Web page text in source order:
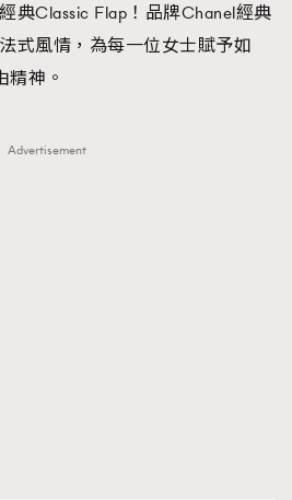
典Classic Flap！品牌Chanel經典
式風情，為每一位女士賦予如
精神。
Advertisement